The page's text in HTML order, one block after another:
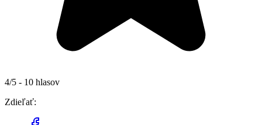
4/5 - 10 hlasov
Zdieľať: